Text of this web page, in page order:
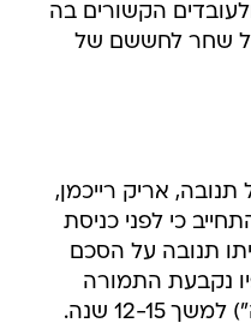
הקשורים בה
כל שחר לחששם של
אריק רייכמן,
כי לפני כניסת
תנובה על הסכם
נקבעת התמורה
ליצרני החלב ("מחיר המטרה") למשך 12-15 שנה.